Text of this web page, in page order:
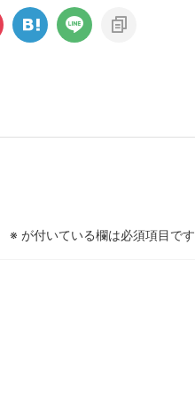
※ が付いている欄は必須項目です